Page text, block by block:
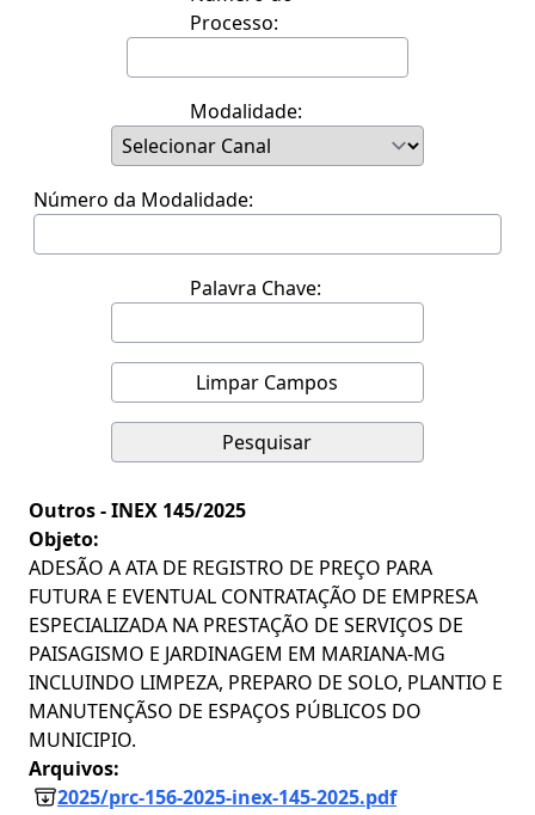
Processo:
Modalidade:
Número da Modalidade:
Palavra Chave:
Limpar Campos
Pesquisar
Outros -INEX 145/2025
Objeto:
ADESÃO A ATA DE REGISTRO DE PREÇO PARA
FUTURA E EVENTUAL CONTRATAÇÃO DE EMPRESA
ESPECIALIZADA NA PRESTAÇÃO DE SERVIÇOS DE
PAISAGISMO E JARDINAGEM EM MARIANA-MG
INCLUINDO LIMPEZA, PREPARO DE SOLO, PLANTIO E
MANUTENÇÃSO DE ESPAÇOS PÚBLICOS DO
MUNICIPIO.
Arquivos:
2025/prc-156-2025-inex-145-2025.pdf